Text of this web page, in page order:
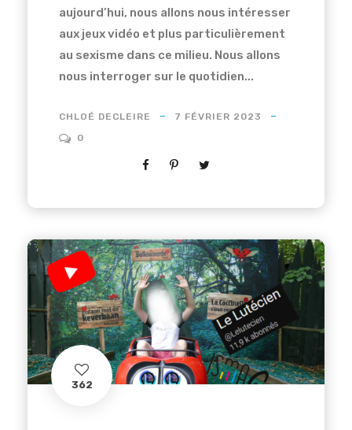
aujourd’hui, nous allons nous intéresser
aux jeux vidéo et plus particulièrement
au sexisme dans ce milieu. Nous allons
nous interroger sur le quotidien...
CHLOÉ DECLEIRE
7 FÉVRIER 2023
0
362